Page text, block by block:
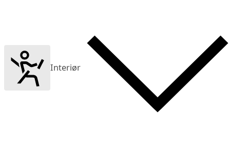
Interiør